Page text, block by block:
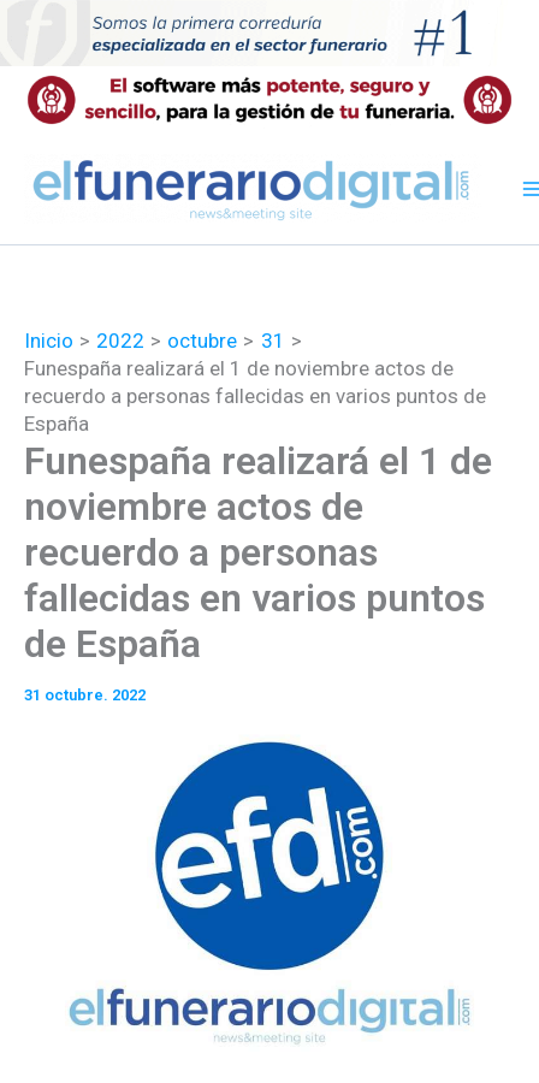
contenido
Inicio 2022 octubre
31
Funespaña realizará el 1 de noviembre actos de
recuerdo a personas fallecidas en varios puntos de
España
Funespaña realizará el 1 de
noviembre actos de
recuerdo a personas
fallecidas en varios puntos
de España
31 octubre. 2022